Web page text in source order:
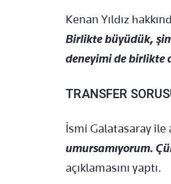
Kenan Yıldız
Birlikte büyüdük,
deneyimi de birlikte
TRANSFER
İsmi Galatasaray ile
umursamıyorum.
açıklamasını yaptı.